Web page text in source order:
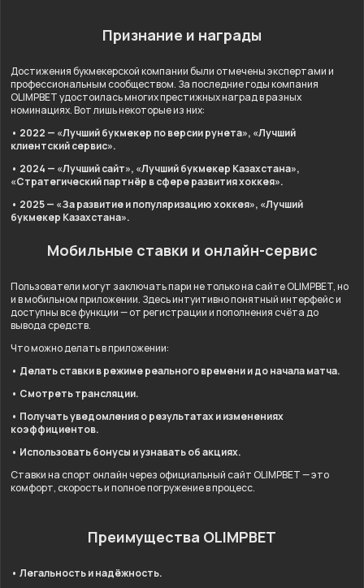
Признание и награды
Достижения букмекерской компании были отмечены экспертами и
профессиональным сообществом. За последние годы компания
OLIMPBET удостоилась многих престижных наград в разных
номинациях. Вот лишь некоторые из них:
• 2022 — «Лучший букмекер по версии рунета», «Лучший
клиентский сервис».
• 2024 — «Лучший сайт», «Лучший букмекер Казахстана»,
«Стратегический партнёр в сфере развития хоккея».
• 2025 — «За развитие и популяризацию хоккея», «Лучший
букмекер Казахстана».
Мобильные ставки и онлайн-сервис
Пользователи могут заключать пари не только на сайте OLIMPBET, но
и в мобильном приложении. Здесь интуитивно понятный интерфейс и
доступны все функции — от регистрации и пополнения счёта до
вывода средств.
Что можно делать в приложении:
• Делать ставки в режиме реального времени и до начала матча.
• Смотреть трансляции.
• Получать уведомления о результатах и изменениях
коэффициентов.
• Использовать бонусы и узнавать об акциях.
Ставки на спорт онлайн через официальный сайт OLIMPBET — это
комфорт, скорость и полное погружение в процесс.
Преимущества OLIMPBET
• Легальность и надёжность.